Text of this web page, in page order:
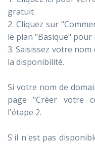
gratuit
2. Cliquez sur
le plan "Basique"
3. Saisissez votre
la disponibilité.
Si votre nom de
page "Créer votre
l'étape 2.
S'il n'est pas